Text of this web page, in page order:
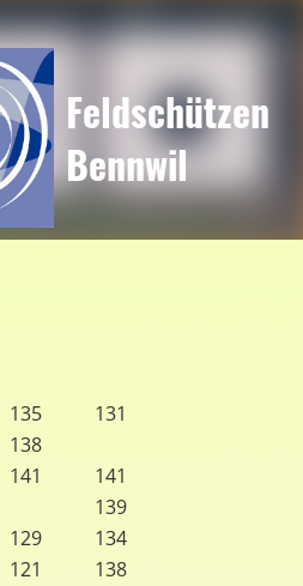
Feldschützen
Bennwil
135
131
138
141
141
139
129
134
121
138